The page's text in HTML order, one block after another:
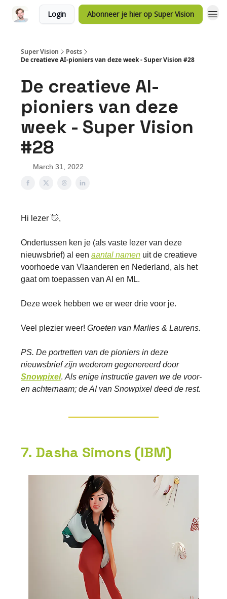
Login Abonneer je hier op Super Vision
Super Vision
Posts
De creatieve AI-pioniers van deze week - Super Vision #28
De creatieve AI-
pioniers van deze
week - Super Vision
#28
March 31, 2022
Hi lezer 👋,
Ondertussen ken je (als vaste lezer van deze
nieuwsbrief) al een aantal namen uit de creatieve
voorhoede van Vlaanderen en Nederland, als het
gaat om toepassen van AI en ML.
Deze week hebben we er weer drie voor je.
Veel plezier weer! Groeten van Marlies & Laurens.
PS. De portretten van de pioniers in deze
nieuwsbrief zijn wederom gegenereerd door
Snowpixel. Als enige instructie gaven we de voor-
en achternaam; de AI van Snowpixel deed de rest.
7. Dasha Simons (IBM)